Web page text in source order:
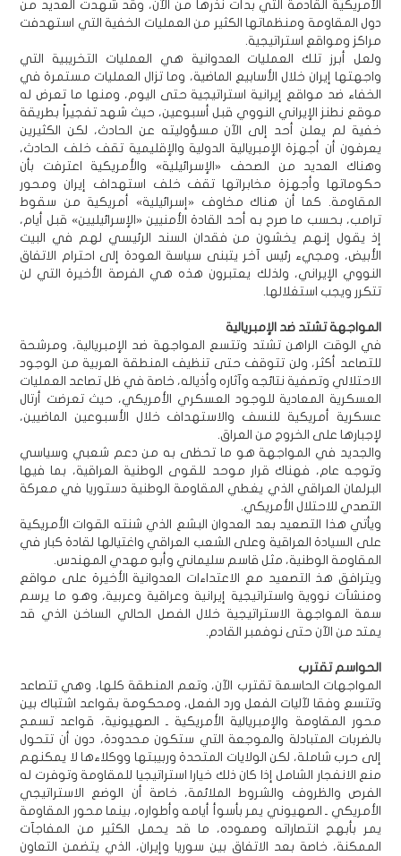
الأمريكية القادمة التي بدأت نذرها من الآن، وقد شهدت العديد من
دول المقاومة ومنظماتها الكثير من العمليات الخفية التي استهدفت
مراكز ومواقع استراتيجية.
ولعل أبرز تلك العمليات العدوانية هي العمليات التخريبية التي
واجهتها إيران خلال الأسابيع الماضية، وما تزال العمليات مستمرة في
الخفاء ضد مواقع إيرانية استراتيجية حتى اليوم، ومنها ما تعرض له
موقع نطنز الإيراني النووي قبل أسبوعين، حيث شهد تفجيراً بطريقة
خفية لم يعلن أحد إلى الآن مسؤوليته عن الحادث، لكن الكثيرين
يعرفون أن أجهزة الإمبريالية الدولية والإقليمية تقف خلف الحادث،
وهناك العديد من الصحف «الإسرائيلية» والأمريكية اعترفت بأن
حكوماتها وأجهزة مخابراتها تقف خلف استهداف إيران ومحور
المقاومة. كما أن هناك مخاوف «إسرائيلية» أمريكية من سقوط
ترامب، بحسب ما صرح به أحد القادة الأمنيين «الإسرائيليين» قبل أيام،
إذ يقول إنهم يخشون من فقدان السند الرئيسي لهم في البيت
الأبيض، ومجيء رئيس آخر يتبنى سياسة العودة إلى احترام الاتفاق
النووي الإيراني، ولذلك يعتبرون هذه هي الفرصة الأخيرة التي لن
تتكرر ويجب استغلالها.
المواجهة تشتد ضد الإمبريالية
في الوقت الراهن تشتد وتتسع المواجهة ضد الإمبريالية، ومرشحة
للتصاعد أكثر، ولن تتوقف حتى تنظيف المنطقة العربية من الوجود
الاحتلالي وتصفية نتائجه وآثاره وأذياله، خاصة في ظل تصاعد العمليات
العسكرية المعادية للوجود العسكري الأمريكي، حيث تعرضت أرتال
عسكرية أمريكية للنسف والاستهداف خلال الأسبوعين الماضيين،
لإجبارها على الخروج من العراق.
والجديد في المواجهة هو ما تحظى به من دعم شعبي وسياسي
وتوجه عام، فهناك قرار موحد للقوى الوطنية العراقية، بما فيها
البرلمان العراقي الذي يغطي المقاومة الوطنية دستوريا في معركة
التصدي للاحتلال الأمريكي.
ويأتي هذا التصعيد بعد العدوان البشع الذي شنته القوات الأمريكية
على السيادة العراقية وعلى الشعب العراقي واغتيالها لقادة كبار في
المقاومة الوطنية، مثل قاسم سليماني وأبو مهدي المهندس.
ويترافق هذ التصعيد مع الاعتداءات العدوانية الأخيرة على مواقع
ومنشآت نووية واستراتيجية إيرانية وعراقية وعربية، وهو ما يرسم
سمة المواجهة الاستراتيجية خلال الفصل الحالي الساخن الذي قد
يمتد من الآن حتى نوفمبر القادم.
الحواسم تقترب
المواجهات الحاسمة تقترب الآن، وتعم المنطقة كلها، وهي تتصاعد
وتتسع وفقا لآليات الفعل ورد الفعل، ومحكومة بقواعد اشتباك بين
محور المقاومة والإمبريالية الأمريكية ـ الصهيونية، قواعد تسمح
بالضربات المتبادلة والموجعة التي ستكون محدودة، دون أن تتحول
إلى حرب شاملة، لكن الولايات المتحدة وربيبتها ووكلاءها لا يمكنهم
منع الانفجار الشامل إذا كان ذلك خيارا استراتيجيا للمقاومة وتوفرت له
الفرص والظروف والشروط الملائمة، خاصة أن الوضع الاستراتيجي
الأمريكي ـ الصهيوني يمر بأسوأ أيامه وأطواره، بينما محور المقاومة
يمر بأبهج انتصاراته وصموده، ما قد يحمل الكثير من المفاجآت
الممكنة، خاصة بعد الاتفاق بين سوريا وإيران، الذي يتضمن التعاون